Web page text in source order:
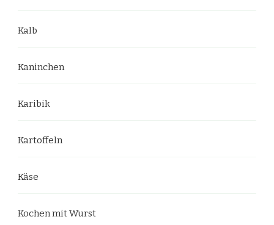
Kalb
Kaninchen
Karibik
Kartoffeln
Käse
Kochen mit Wurst